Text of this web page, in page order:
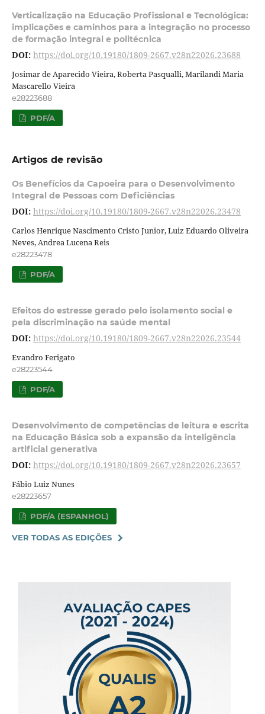
Verticalização na Educação Profissional e Tecnológica:
implicações e caminhos para a integração no processo
de formação integral e politécnica
DOI: https://doi.org/10.19180/1809-2667.v28n22026.23688
Josimar de Aparecido Vieira, Roberta Pasqualli, Marilandi Maria
Mascarello Vieira
e28223688
PDF/A
Artigos de revisão
Os Benefícios da Capoeira para o Desenvolvimento
Integral de Pessoas com Deficiências
DOI: https://doi.org/10.19180/1809-2667.v28n22026.23478
Carlos Henrique Nascimento Cristo Junior, Luiz Eduardo Oliveira
Neves, Andrea Lucena Reis
e28223478
PDF/A
Efeitos do estresse gerado pelo isolamento social e
pela discriminação na saúde mental
DOI: https://doi.org/10.19180/1809-2667.v28n22026.23544
Evandro Ferigato
e28223544
PDF/A
Desenvolvimento de competências de leitura e escrita
na Educação Básica sob a expansão da inteligência
artificial generativa
DOI: https://doi.org/10.19180/1809-2667.v28n22026.23657
Fábio Luiz Nunes
e28223657
PDF/A (ESPANHOL)
VER TODAS AS EDIÇÕES